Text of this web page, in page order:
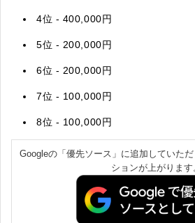
4位 - 400,000円
5位 - 200,000円
6位 - 200,000円
7位 - 100,000円
8位 - 100,000円
Googleの「優先ソース」に追加していた
ションが上がります